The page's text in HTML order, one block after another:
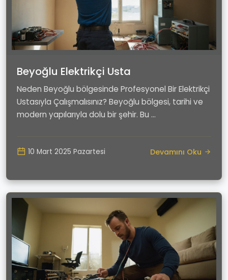
Beyoğlu Elektrikçi Usta
Neden Beyoğlu bölgesinde Profesyonel Bir Elektrikçi
Ustasıyla Çalışmalısınız? Beyoğlu bölgesi, tarihi ve
modern yapılarıyla dolu bir şehir. Bu ...
10 Mart 2025 Pazartesi Devamını Oku